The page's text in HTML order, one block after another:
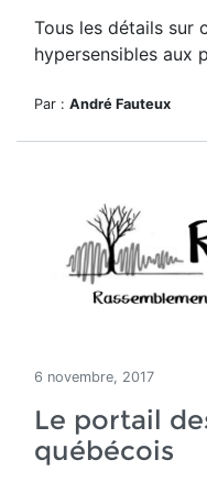
Tous les détails sur
hypersensibles aux
Par : André Fauteux
6 novembre, 2017
Le portail
québécois